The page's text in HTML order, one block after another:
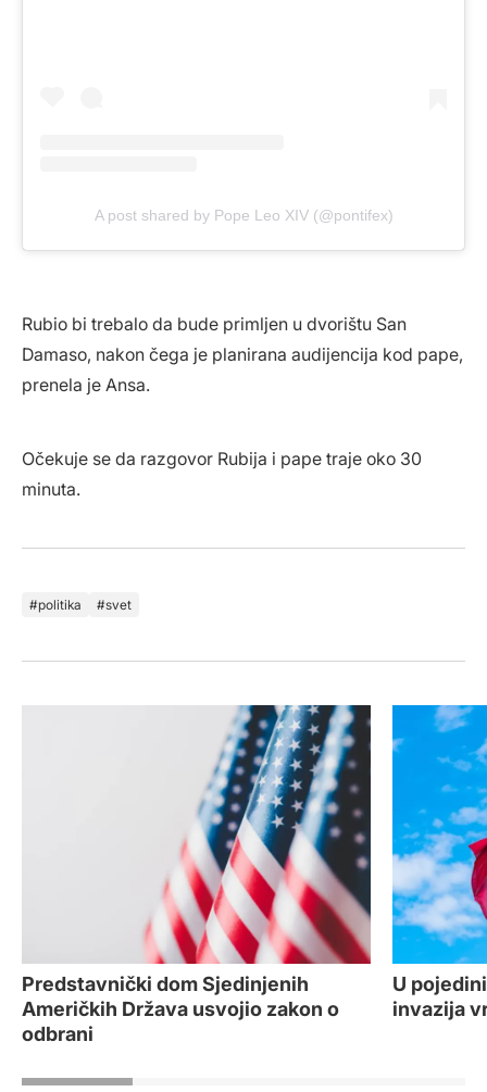
A post shared by Pope Leo XIV (@pontifex)
Rubio bi trebalo da bude primljen u dvorištu San
Damaso, nakon čega je planirana audijencija kod pape,
prenela je Ansa.
Očekuje se da razgovor Rubija i pape traje oko 30
minuta.
politika svet
Predstavnički dom Sjedinjenih
Američkih Država usvojio zakon o
odbrani
U
invazija